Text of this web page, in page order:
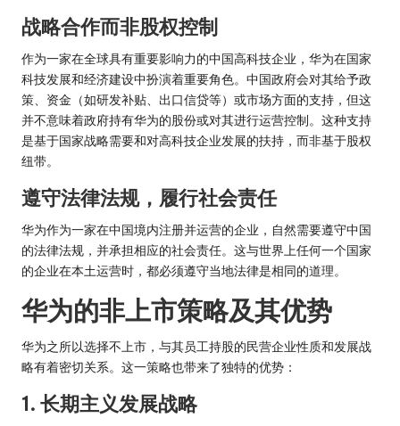
战略合作而非股权控制
作为一家在全球具有重要影响力的中国高科技企业，华为在国家
科技发展和经济建设中扮演着重要角色。中国政府会对其给予政
策、资金（如研发补贴、出口信贷等）或市场方面的支持，但这
并不意味着政府持有华为的股份或对其进行运营控制。这种支持
是基于国家战略需要和对高科技企业发展的扶持，而非基于股权
纽带。
遵守法律法规，履行社会责任
华为作为一家在中国境内注册并运营的企业，自然需要遵守中国
的法律法规，并承担相应的社会责任。这与世界上任何一个国家
的企业在本土运营时，都必须遵守当地法律是相同的道理。
华为的非上市策略及其优势
华为之所以选择不上市，与其员工持股的民营企业性质和发展战
略有着密切关系。这一策略也带来了独特的优势：
1. 长期主义发展战略